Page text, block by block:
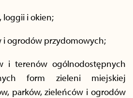
loggii i okien;
i ogrodów przydomowych;
i terenów ogólnodostępnych
form zieleni miejskiej
parków, zieleńców i ogrodów